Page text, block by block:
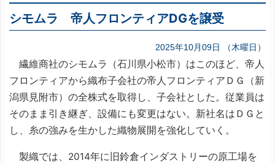
シモムラ 帝人フロンティアDGを譲受
2025年10月09日 （木曜日）
繊維商社のシモムラ（石川県小松市）はこのほど、帝人
フロンティアから織布子会社の帝人フロンティアＤＧ（新
潟県見附市）の全株式を取得し、子会社とした。従業員は
そのまま引き継ぎ、設備にも変更はない。新社名はＤＧと
し、糸の強みを生かした織物展開を強化していく。
製織では、2014年に旧鈴倉インダストリーの原工場を